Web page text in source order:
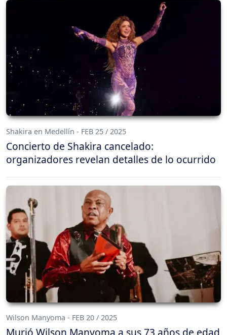
Shakira en Medellín - FEB 25 / 2025
Concierto de Shakira cancelado:
organizadores revelan detalles de lo ocurrido
Wilson Manyoma - FEB 20 / 2025
Murió Wilson Manyoma a sus 73 años de edad